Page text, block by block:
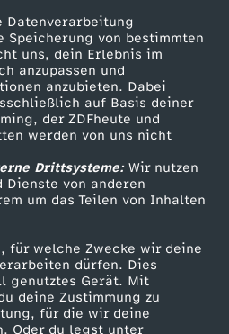
Datenverarbeitung
Speicherung von bestimmten
uns, dein Erlebnis im
anzupassen und
anzubieten. Dabei
auf Basis deiner
der ZDFheute und
werden von uns nicht
Drittsysteme:Wir nutzen
Dienste von anderen
um das Teilen von Inhalten
für welche Zwecke wir deine
dürfen. Dies
genutztes Gerät. Mit
deine Zustimmung zu
für die wir deine
Oder du legst unter
Zuschauerservice
Hilfe